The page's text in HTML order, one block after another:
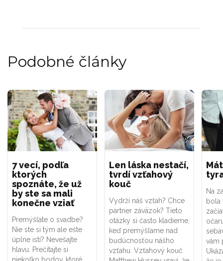
Podobné články
7 vecí, podľa
ktorých
spoznáte, že už
by ste sa mali
konečne vziať
Premýšľate o svadbe?
Nie ste si tým ale ešte
úplne istí? Nevešajte
hlavu. Prečítajte si
Len láska nestačí,
tvrdí vzťahový
kouč
Vydrží náš vzťah? Chce
partner záväzok? Tieto
otázky si často kladieme,
keď premýšľame nad
budúcnosťou nášho
vzťahu. Vzťahový kouč
Na
bola
vám